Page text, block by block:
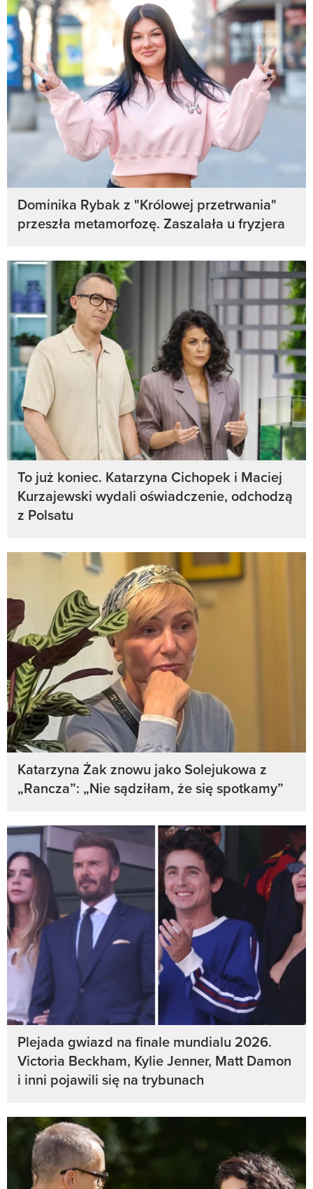
Dominika Rybak z "Królowej przetrwania"
przeszła metamorfozę. Zaszalała u fryzjera
To już koniec. Katarzyna Cichopek i Maciej
Kurzajewski wydali oświadczenie, odchodzą
z Polsatu
Katarzyna Żak znowu jako Solejukowa z
„Rancza”: „Nie sądziłam, że się spotkamy”
Plejada gwiazd na finale mundialu 2026.
Victoria Beckham, Kylie Jenner, Matt Damon
i inni pojawili się na trybunach